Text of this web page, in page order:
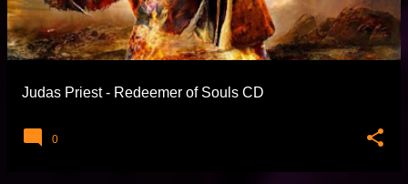
Judas Priest - Redeemer of Souls CD
0